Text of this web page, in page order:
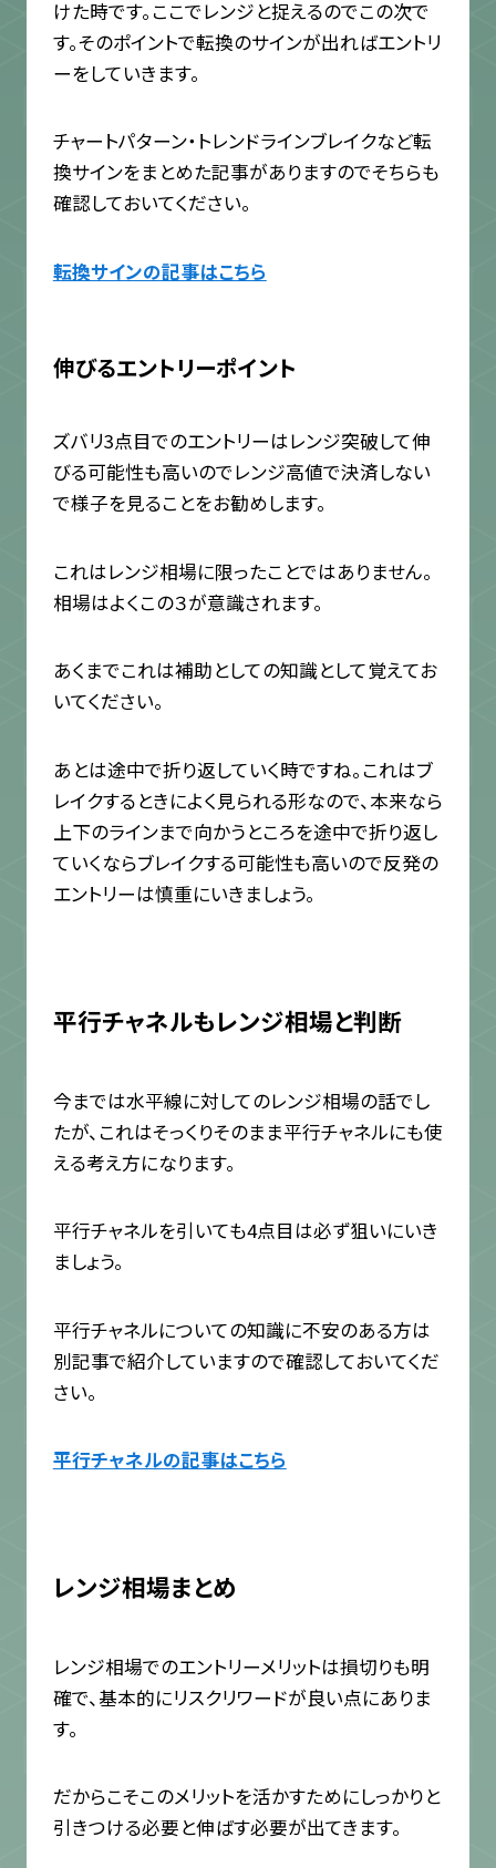
けた時です。ここでレンジと捉えるのでこの次で
す。そのポイントで転換のサインが出ればエントリ
ーをしていきます。
チャートパターン・トレンドラインブレイクなど転
換サインをまとめた記事がありますのでそちらも
確認しておいてください。
転換サインの記事はこちら
伸びるエントリーポイント
ズバリ3点目でのエントリーはレンジ突破して伸
びる可能性も高いのでレンジ高値で決済しない
で様子を見ることをお勧めします。
これはレンジ相場に限ったことではありません。
相場はよくこの３が意識されます。
あくまでこれは補助としての知識として覚えてお
いてください。
あとは途中で折り返していく時ですね。これはブ
レイクするときによく見られる形なので、本来なら
上下のラインまで向かうところを途中で折り返し
ていくならブレイクする可能性も高いので反発の
エントリーは慎重にいきましょう。
平行チャネルもレンジ相場と判断
今までは水平線に対してのレンジ相場の話でし
たが、これはそっくりそのまま平行チャネルにも使
える考え方になります。
平行チャネルを引いても4点目は必ず狙いにいき
ましょう。
平行チャネルについての知識に不安のある方は
別記事で紹介していますので確認しておいてくだ
さい。
平行チャネルの記事はこちら
レンジ相場まとめ
レンジ相場でのエントリーメリットは損切りも明
確で、基本的にリスクリワードが良い点にありま
す。
だからこそこのメリットを活かすためにしっかりと
引きつける必要と伸ばす必要が出てきます。